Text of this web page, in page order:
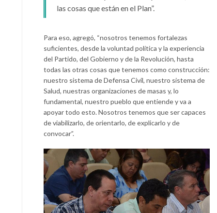
las cosas que están en el Plan”.
Para eso, agregó, “nosotros tenemos fortalezas
suficientes, desde la voluntad política y la experiencia
del Partido, del Gobierno y de la Revolución, hasta
todas las otras cosas que tenemos como construcción:
nuestro sistema de Defensa Civil, nuestro sistema de
Salud, nuestras organizaciones de masas y, lo
fundamental, nuestro pueblo que entiende y va a
apoyar todo esto. Nosotros tenemos que ser capaces
de viabilizarlo, de orientarlo, de explicarlo y de
convocar”.